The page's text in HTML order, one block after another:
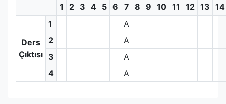
1
2 3 4 5 6 7 8 9 10 11 12 13 14
Ders
Çıktısı
1
A
2
A
3
A
4
A